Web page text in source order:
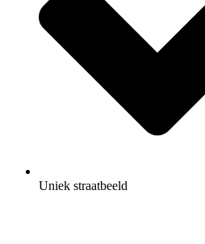
Uniek straatbeeld